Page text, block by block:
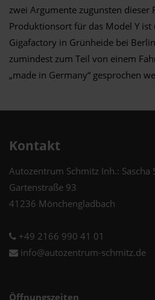
zwei Argumente zugunsten dieser
Produktionsort für das Model Y
Gigafactory in Grünheide bei
zumindest zum Teil von einem
„made in Germany“ gesprochen
Kontakt
Autozentrum Schmitz Inh.: Sascha
Gartenstraße 93
41236 Mönchengladbach
+49 2166 990 41 01
info@autozentrum-schmitz.de
Öffnungszeiten